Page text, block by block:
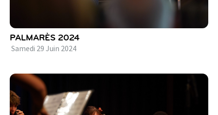
PALMARÈS 2024
Samedi 29 Juin 2024